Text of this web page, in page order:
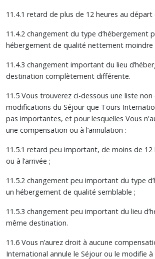
11.4.1 retard de plus de 12 heures au départ
11.4.2 changement du type d’hébergement
hébergement de qualité nettement moindre
11.4.3 changement important du lieu
destination complètement différente.
11.5 Vous trouverez ci-dessous une liste
modifications du Séjour que Tours
pas importantes, et pour lesquelles Vous
une compensation ou à l’annulation :
11.5.1 retard peu important, de moins de
ou à l’arrivée ;
11.5.2 changement peu important du type
un hébergement de qualité semblable ;
11.5.3 changement peu important du lieu
même destination.
11.6 Vous n’aurez droit à aucune
International annule le Séjour ou le modifie